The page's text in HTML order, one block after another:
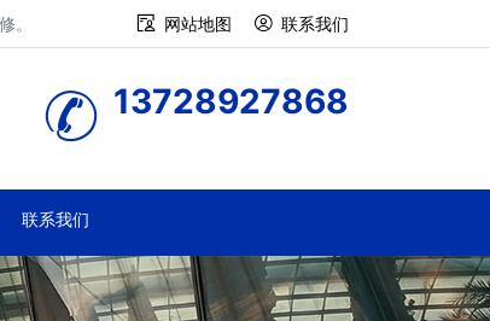
。 网站地图 联系我们
13728927868
联系我们